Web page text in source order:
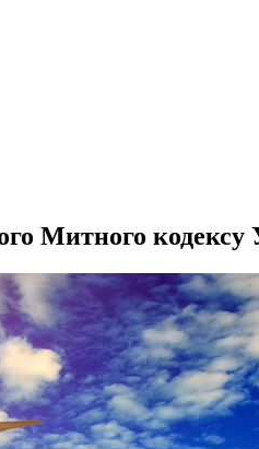
Митного